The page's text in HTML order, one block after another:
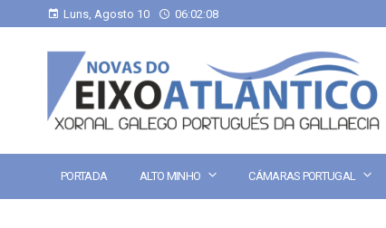
Luns, Agosto 10 06:02:09
PORTADA ALTO MINHO CÁMARAS PORTUGAL